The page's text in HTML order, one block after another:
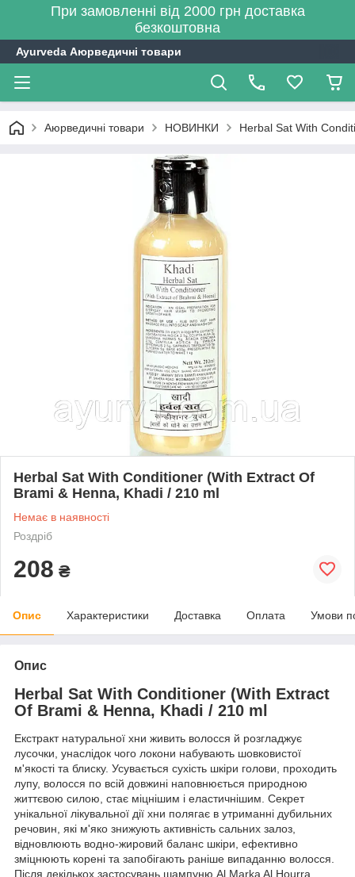
При замовленні від 2000 грн доставка
безкоштовна
Ayurveda Аюрведичні товари
Аюрведичні товари НОВИНКИ Herbal Sat With
Herbal Sat With Conditioner (With Extract Of
Brami & Henna, Khadi / 210 ml
Немає в наявності
Роздріб
208 ₴
Опис Характеристики Доставка Оплата Умови
Опис
Herbal Sat With Conditioner (With Extract
Of Brami & Henna, Khadi / 210 ml
Екстракт натуральної хни живить волосся й розгладжує
лусочки, унаслідок чого локони набувають шовковистої
м'якості та блиску. Усувається сухість шкіри голови, проходить
лупу, волосся по всій довжині наповнюється природною
життєвою силою, стає міцнішим і еластичнішим. Секрет
унікальної лікувальної дії хни полягає в утриманні дубильних
речовин, які м'яко знижують активність сальних залоз,
відновлюють водно-жировий баланс шкіри, ефективно
зміцнюють корені та запобігають раніше випаданню волосся.
Після декількох застосувань шампуню Al Marka Al Hourra